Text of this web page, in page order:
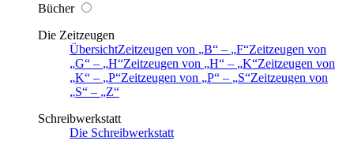
Bücher
Die Zeitzeugen
ÜbersichtZeitzeugen von B – F Zeitzeugen von
G
– H Zeitzeugen von H – K Zeitzeugen von
K
– P Zeitzeugen von P – S Zeitzeugen von
S
–
Z
Schreibwerkstatt
Die Schreibwerkstatt